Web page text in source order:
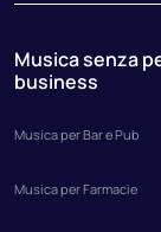
Musica senza
business
Musica per Bar e Pub
Musica per Farmacie